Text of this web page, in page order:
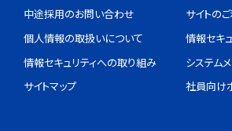
中途採用のお問い合わせ
サイトの
個人情報の取扱いについて
情報セキ
情報セキュリティへの取り組み
システム
サイトマップ
社員向け